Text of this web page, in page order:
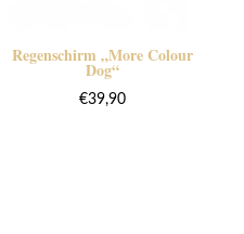
Regenschirm „More Colour
Dog“
€39,90